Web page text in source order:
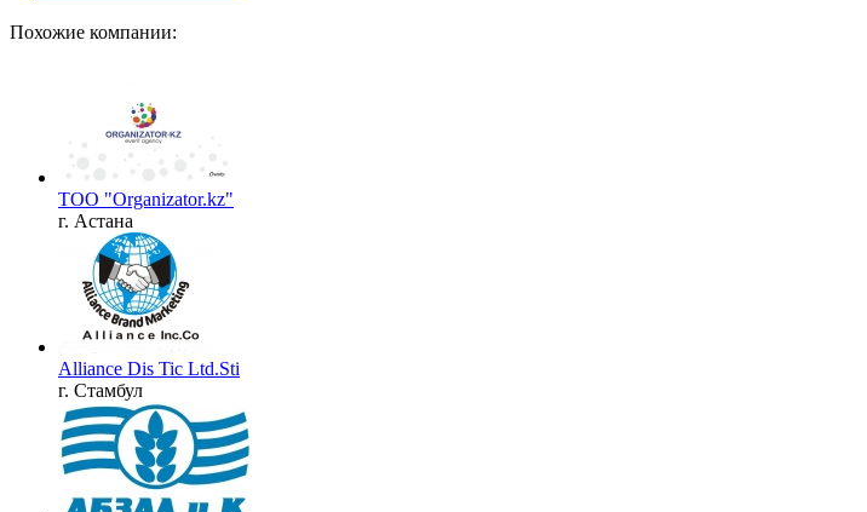
Похожие компании:
ТОО "Organizator.kz"
г. Астана
Alliance Dis Tic Ltd.Sti
г. Стамбул